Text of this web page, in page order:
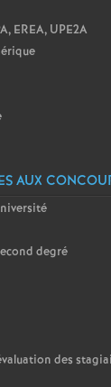
EREA, UPE2A
AUX
degré
des